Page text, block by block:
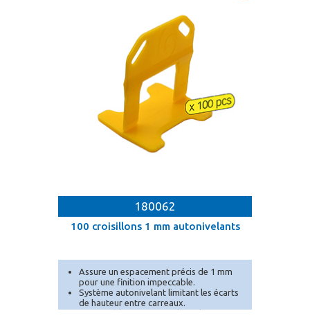
180062
100 croisillons 1 mm autonivelants
Assure un espacement précis de 1 mm
pour une finition impeccable.
Système autonivelant limitant les écarts
de hauteur entre carreaux.
Compatible avec toutes les cales MEJIX.